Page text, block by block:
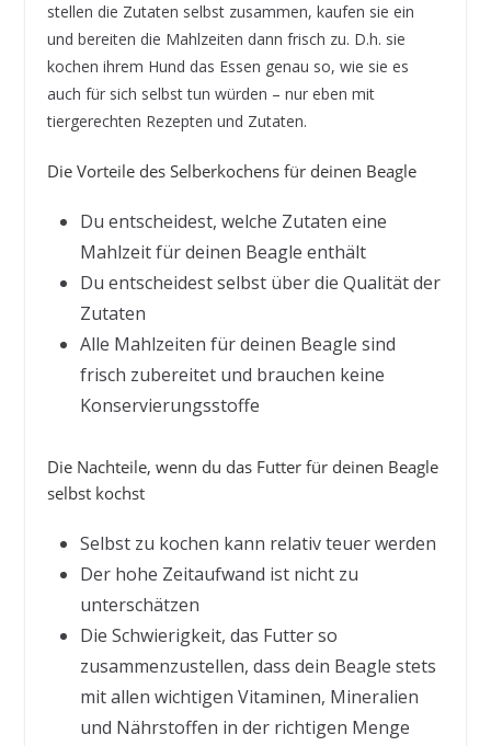
stellen die Zutaten selbst zusammen, kaufen sie ein
und bereiten die Mahlzeiten dann frisch zu. D.h. sie
kochen ihrem Hund das Essen genau so, wie sie es
auch für sich selbst tun würden – nur eben mit
tiergerechten Rezepten und Zutaten.
Die Vorteile des Selberkochens für deinen Beagle
Du entscheidest, welche Zutaten eine
Mahlzeit für deinen Beagle enthält
Du entscheidest selbst über die Qualität der
Zutaten
Alle Mahlzeiten für deinen Beagle sind
frisch zubereitet und brauchen keine
Konservierungsstoffe
Die Nachteile, wenn du das Futter für deinen Beagle
selbst kochst
Selbst zu kochen kann relativ teuer werden
Der hohe Zeitaufwand ist nicht zu
unterschätzen
Die Schwierigkeit, das Futter so
zusammenzustellen, dass dein Beagle stets
mit allen wichtigen Vitaminen, Mineralien
und Nährstoffen in der richtigen Menge